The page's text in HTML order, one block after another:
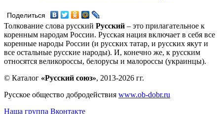
Поделиться
Толкование слова русский Русский – это прилагательное к
коренным народам России. Русская нация включает в себя все
коренные народы России (и русских татар, и русских якут и
все остальные русские народы). И, конечно же, к русским
относятся великороссы, белорусы и малороссы (украинцы).
© Каталог «Русский союз», 2013-2026 гг.
Русское общество добродействия www.ob-dobr.ru
Наша группа Вконтакте